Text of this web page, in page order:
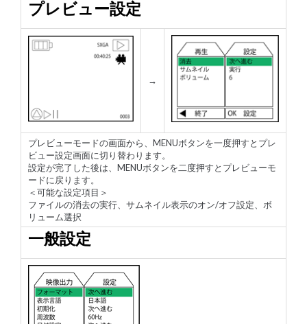
プレビュー設定
→
プレビューモードの画面から、MENUボタンを一度押すとプレ
ビュー設定画面に切り替わります。
設定が完了した後は、MENUボタンを二度押すとプレビューモ
ードに戻ります。
＜可能な設定項目＞
ファイルの消去の実行、サムネイル表示のオン/オフ設定、ボ
リューム選択
一般設定